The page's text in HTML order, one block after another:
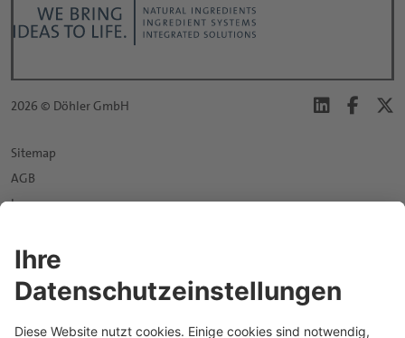
2026 © Döhler GmbH
Sitemap
AGB
Impressum
Login D|PORTAL
Datenschutzeinstellungen
News